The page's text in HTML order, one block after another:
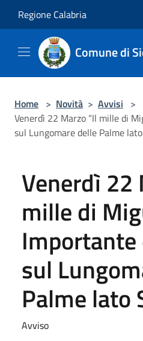
Regione Calabria
Comune di
Home > Novità > Avvisi >
Venerdì 22 Marzo “Il mille di
sul Lungomare delle Palme
Venerdì 22
mille di
sul
Palme lato
Avviso